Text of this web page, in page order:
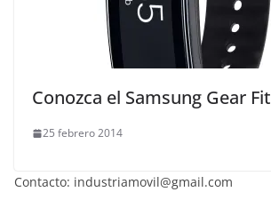
Conozca el Samsung Gear Fit
25 febrero 2014
Contacto: industriamovil@gmail.com